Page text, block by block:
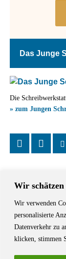
Wir
Wir verwenden
personalisierte
Datenverkehr zu
klicken, stimmen
Das Junge
Die
» zum Jungen
Das
Autoren aus
Lesungen,